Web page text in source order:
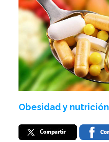
Obesidad y nutrición